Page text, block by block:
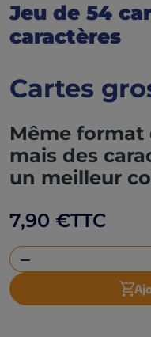
Jeu de 54
caractères
Cartes
Même format
mais des
un meilleur
7,90 €TTC
